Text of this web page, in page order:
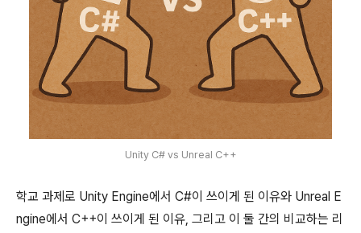
Unity C# vs Unreal C++
학교 과제로 Unity Engine에서 C#이 쓰이게 된 이유와 Unreal E
ngine에서 C++이 쓰이게 된 이유, 그리고 이 둘 간의 비교하는 리